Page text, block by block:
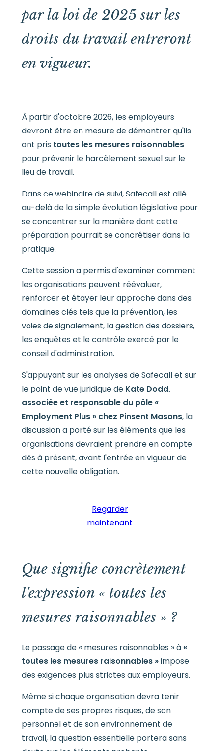
par la loi de 2025 sur les
droits du travail entreront
en vigueur.
À partir d'octobre 2026, les employeurs
devront être en mesure de démontrer qu'ils
ont pris toutes les mesures raisonnables
pour prévenir le harcèlement sexuel sur le
lieu de travail.
Dans ce webinaire de suivi, Safecall est allé
au-delà de la simple évolution législative pour
se concentrer sur la manière dont cette
préparation pourrait se concrétiser dans la
pratique.
Cette session a permis d'examiner comment
les organisations peuvent réévaluer,
renforcer et étayer leur approche dans des
domaines clés tels que la prévention, les
voies de signalement, la gestion des dossiers,
les enquêtes et le contrôle exercé par le
conseil d'administration.
S'appuyant sur les analyses de Safecall et sur
le point de vue juridique de Kate Dodd,
associée et responsable du pôle «
Employment Plus » chez Pinsent Masons, la
discussion a porté sur les éléments que les
organisations devraient prendre en compte
dès à présent, avant l'entrée en vigueur de
cette nouvelle obligation.
Regarder
maintenant
Que signifie concrètement
l'expression « toutes les
mesures raisonnables » ?
Le passage de « mesures raisonnables » à «
toutes les mesures raisonnables »impose
des exigences plus strictes aux employeurs.
Même si chaque organisation devra tenir
compte de ses propres risques, de son
personnel et de son environnement de
travail, la question essentielle portera sans